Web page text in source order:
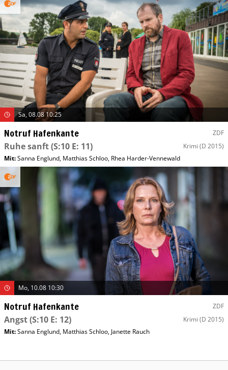
Sa, 08.08 10:25
Notruf Hafenkante ZDF
Ruhe sanft(S:10 E: 11) Krimi (D 2015)
Mit:Sanna Englund, Matthias Schloo, Rhea Harder-Vennewald
Mo, 10.08 10:30
Notruf Hafenkante ZDF
Angst(S:10 E: 12) Krimi (D 2015)
Mit:Sanna Englund, Matthias Schloo, Janette Rauch